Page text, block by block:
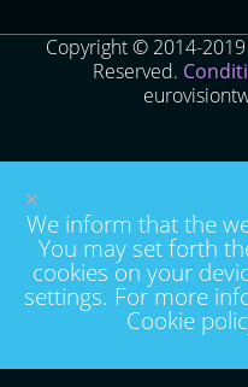
Copyright © 2014-
Reserved.
×
We inform that the
You may set forth
cookies on your
settings. For more
Cookie